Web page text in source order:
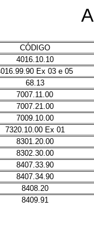
CÓDIGO
4016.10.10
Ex 03 e 05
68.13
7007.11.00
7007.21.00
7009.10.00
7320.10.00 Ex 01
8301.20.00
8302.30.00
8407.33.90
8407.34.90
8408.20
8409.91